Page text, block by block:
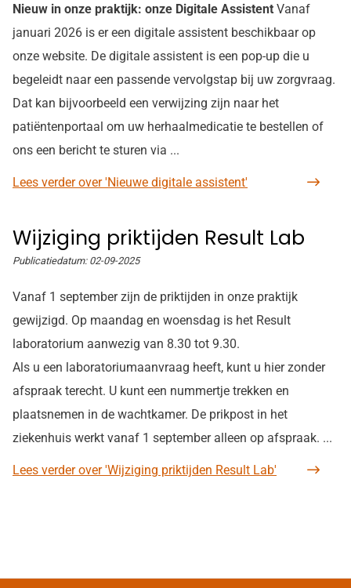
Nieuw in onze praktijk: onze Digitale Assistent Vanaf
januari 2026 is er een digitale assistent beschikbaar op
onze website. De digitale assistent is een pop-up die u
begeleidt naar een passende vervolgstap bij uw zorgvraag.
Dat kan bijvoorbeeld een verwijzing zijn naar het
patiëntenportaal om uw herhaalmedicatie te bestellen of
ons een bericht te sturen via ...
Lees verderover 'Nieuwe digitale assistent'
Wijziging priktijden Result Lab
Publicatiedatum: 02-09-2025
Vanaf 1 september zijn de priktijden in onze praktijk
gewijzigd. Op maandag en woensdag is het Result
laboratorium aanwezig van 8.30 tot 9.30.
Als u een laboratoriumaanvraag heeft, kunt u hier zonder
afspraak terecht. U kunt een nummertje trekken en
plaatsnemen in de wachtkamer. De prikpost in het
ziekenhuis werkt vanaf 1 september alleen op afspraak. ...
Lees verderover 'Wijziging priktijden Result Lab'